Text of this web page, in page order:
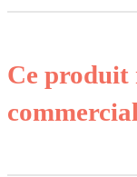
Ce produit